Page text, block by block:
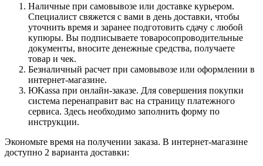
Наличные при самовывозе или доставке курьером.
Специалист свяжется с вами в день доставки, чтобы
уточнить время и заранее подготовить сдачу с любой
купюры. Вы подписываете товаросопроводительные
документы, вносите денежные средства, получаете
товар и чек.
Безналичный расчет при самовывозе или оформлении в
интернет-магазине.
ЮKassa при онлайн-заказе. Для совершения покупки
система перенаправит вас на страницу платежного
сервиса. Здесь необходимо заполнить форму по
инструкции.
Экономьте время на получении заказа. В интернет-магазине
доступно 2 варианта доставки: